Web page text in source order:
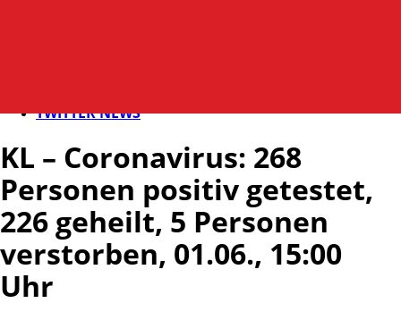
TWITTER NEWS
KL – Coronavirus: 268
Personen positiv getestet,
226 geheilt, 5 Personen
verstorben, 01.06., 15:00
Uhr